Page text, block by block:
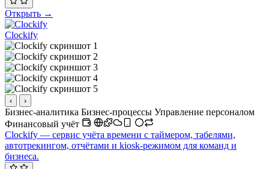
Открыть →
Clockify
‹ ›
Бизнес-аналитика Бизнес-процессы Управление персоналом
Финансовый учёт
Clockify — сервис учёта времени с таймером, табелями,
автотрекингом, отчётами и kiosk-режимом для команд и
бизнеса.